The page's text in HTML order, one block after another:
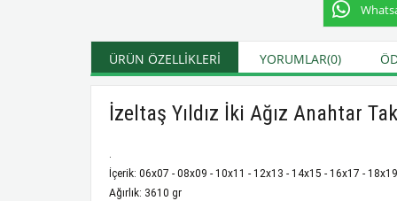
ÜRÜN ÖZELLIKLERI YORUMLAR(0)
İzeltaş Yıldız İki Ağız Anahtar
.
İçerik: 06x07 - 08x09 - 10x11 - 12x13 - 14x15 - 16x17 -
Ağırlık: 3610 gr